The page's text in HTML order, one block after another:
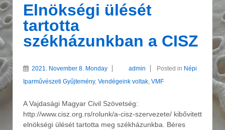
Elnökségi ülését
tartotta
székházunkban a CISZ
2021. November 8. Monday admin Posted in Népi
Iparművészeti Gyűjtemény, Vendégeink voltak, VMF
A Vajdasági Magyar Civil Szövetség:
http://www.cisz.org.rs/rolunk/a-cisz-szervezete/ kibővitett
elnökségi ülését tartotta meg székházunkba. Béres